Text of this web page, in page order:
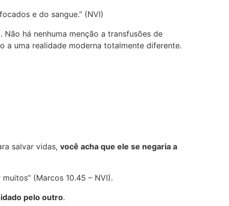
e do sangue.” (NVI)
há nenhuma menção a transfusões de
a uma realidade moderna totalmente diferente.
salvar vidas, você acha que ele se negaria a
(Marcos 10.45 – NVI).
pelo outro.